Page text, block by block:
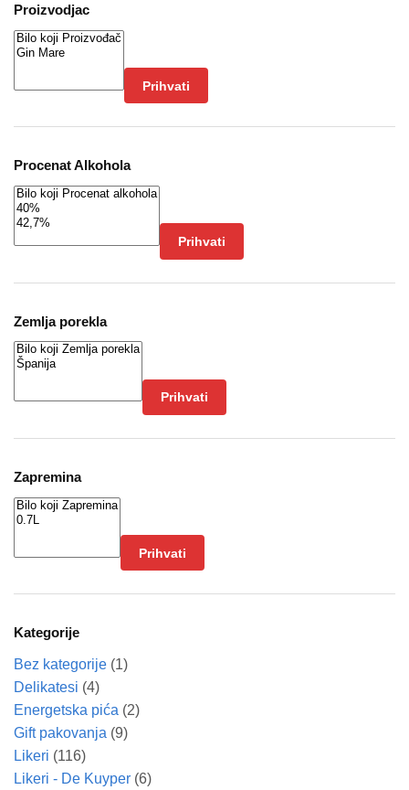
Proizvodjac
Prihvati
Procenat Alkohola
Prihvati
Zemlja porekla
Prihvati
Zapremina
Prihvati
Kategorije
Bez kategorije (1)
Delikatesi (4)
Energetska pića (2)
Gift pakovanja (9)
Likeri (116)
Likeri - De Kuyper (6)